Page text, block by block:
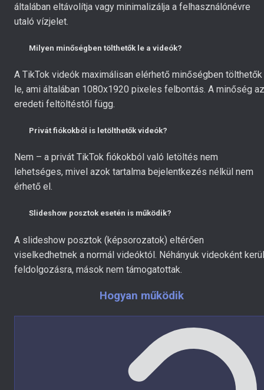
általában eltávolítja vagy minimalizálja a felhasználónévre
utaló vízjelet.
Milyen minőségben tölthetők le a videók?
A TikTok videók maximálisan elérhető minőségben tölthetők
le, ami általában 1080x1920 pixeles felbontás. A minőség az
eredeti feltöltéstől függ.
Privát fiókokból is letölthetők videók?
Nem – a privát TikTok fiókokból való letöltés nem
lehetséges, mivel azok tartalma bejelentkezés nélkül nem
érhető el.
Slideshow posztok esetén is működik?
A slideshow posztok (képsorozatok) eltérően
viselkedhetnek a normál videóktól. Néhányuk videoként kerül
feldolgozásra, mások nem támogatottak.
Hogyan működik